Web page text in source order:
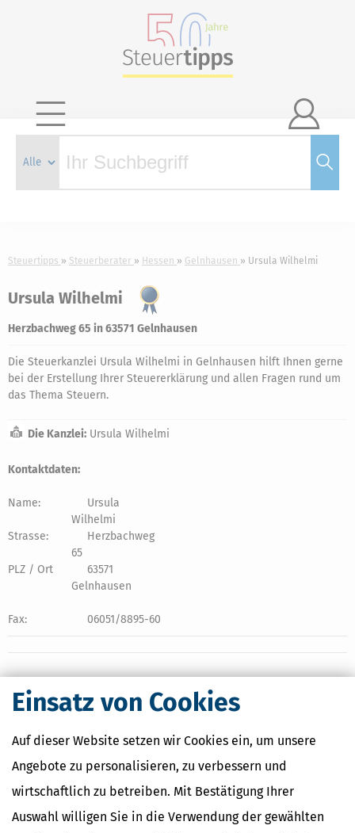
Einsatz von Cookies
Auf dieser Website setzen wir Cookies ein, um unsere
Angebote zu personalisieren, zu verbessern und
wirtschaftlich zu betreiben. Mit Bestätigung Ihrer
Auswahl willigen Sie in die Verwendung der gewählten

Steuertipps Steuerberater Hessen Gelnhausen Ursula Wilhelmi
Ursula Wilhelmi
Herzbachweg 65 in 63571 Gelnhausen
Die Steuerkanzlei Ursula Wilhelmi in Gelnhausen hilft Ihnen gerne
bei der Erstellung Ihrer Steuererklärung und allen Fragen rund um
das Thema Steuern.
Die Kanzlei: Ursula Wilhelmi
Kontaktdaten:
Name:
Ursula
Wilhelmi
Strasse:
Herzbachweg
65
PLZ / Ort
63571
Gelnhausen
Fax: 06051/8895-60